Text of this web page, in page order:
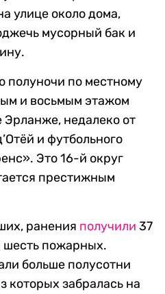
улице около дома,
мусорный бак и
полуночи по местному
и восьмым этажом
Эрланже, недалеко от
и футбольного
Это 16-й округ
престижным
ранения получили 37
шесть пожарных.
больше полусотни
которых забралась на